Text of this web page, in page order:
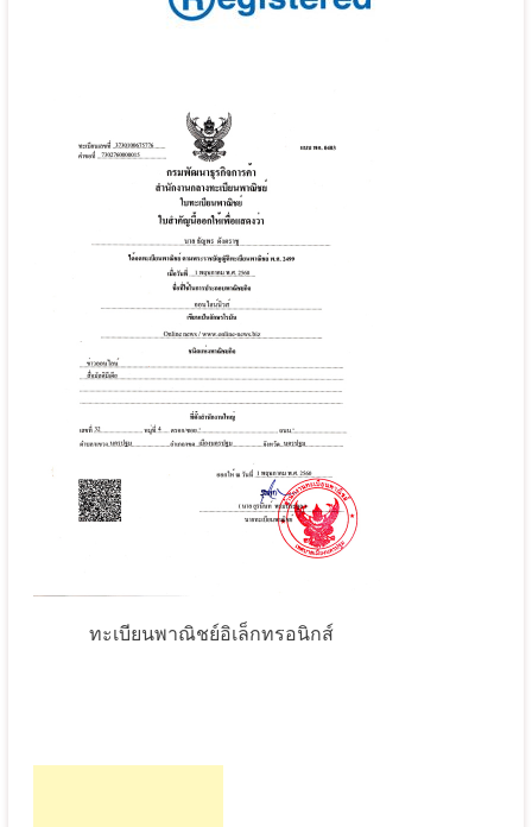
ทะเบียนพาณิชย์อิเล็กทรอนิกส์